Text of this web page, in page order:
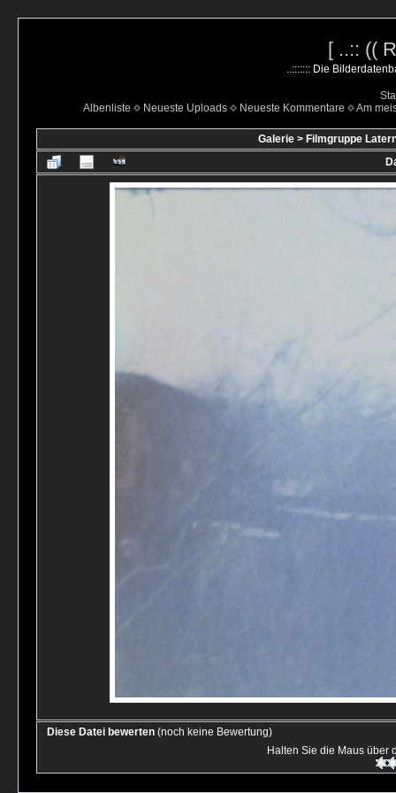
[ ..:: ((
..::::::: Die
Albenliste
Neueste Uploads Neueste Kommentare Am
Galerie > Filmgruppe
Diese Datei bewerten (noch keine Bewertung)
Halten Sie die Maus über